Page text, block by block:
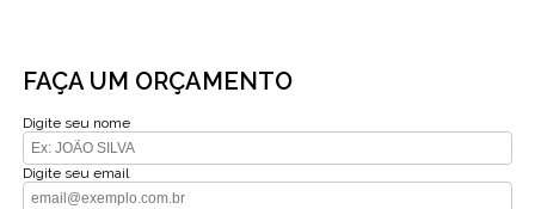
FAÇA UM ORÇAMENTO
Digite seu nome
Digite seu email